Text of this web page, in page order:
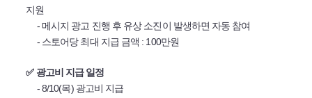
지원
- 메시지 광고 진행 후 유상 소진이 발생하면 자동 참여
- 스토어당 최대 지급 금액 : 100만원
✅ 광고비 지급 일정
- 8/10(목) 광고비 지급